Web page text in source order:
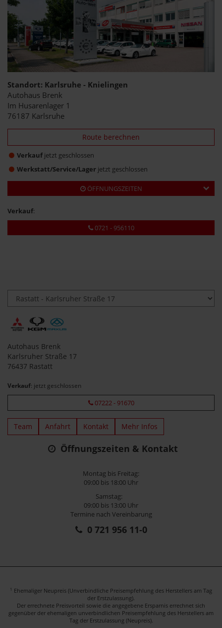
Standort: Karlsruhe - Knielingen
Autohaus Brenk
Im Husarenlager 1
76187 Karlsruhe
Route berechnen
Verkauf jetzt geschlossen
Werkstatt/Service/Lager jetzt geschlossen
ÖFFNUNGSZEITEN
Verkauf:
0721 - 956110
Autohaus Brenk
Karlsruher Straße 17
76437 Rastatt
Verkauf: jetzt geschlossen
07222 - 91670
Team Anfahrt Kontakt Mehr Infos
Öffnungszeiten & Kontakt
Montag bis Freitag:
09:00 bis 18:00 Uhr
Samstag:
09:00 bis 13:00 Uhr
Termine nach Vereinbarung
0 721 956 11-0
1 Ehemaliger Neupreis (Unverbindliche Preisempfehlung des Herstellers am Tag
der Erstzulassung).
Der errechnete Preisvorteil sowie die angegebene Ersparnis errechnet sich
gegenüber der ehemaligen unverbindlichen Preisempfehlung des Herstellers am
Tag der Erstzulassung (Neupreis).